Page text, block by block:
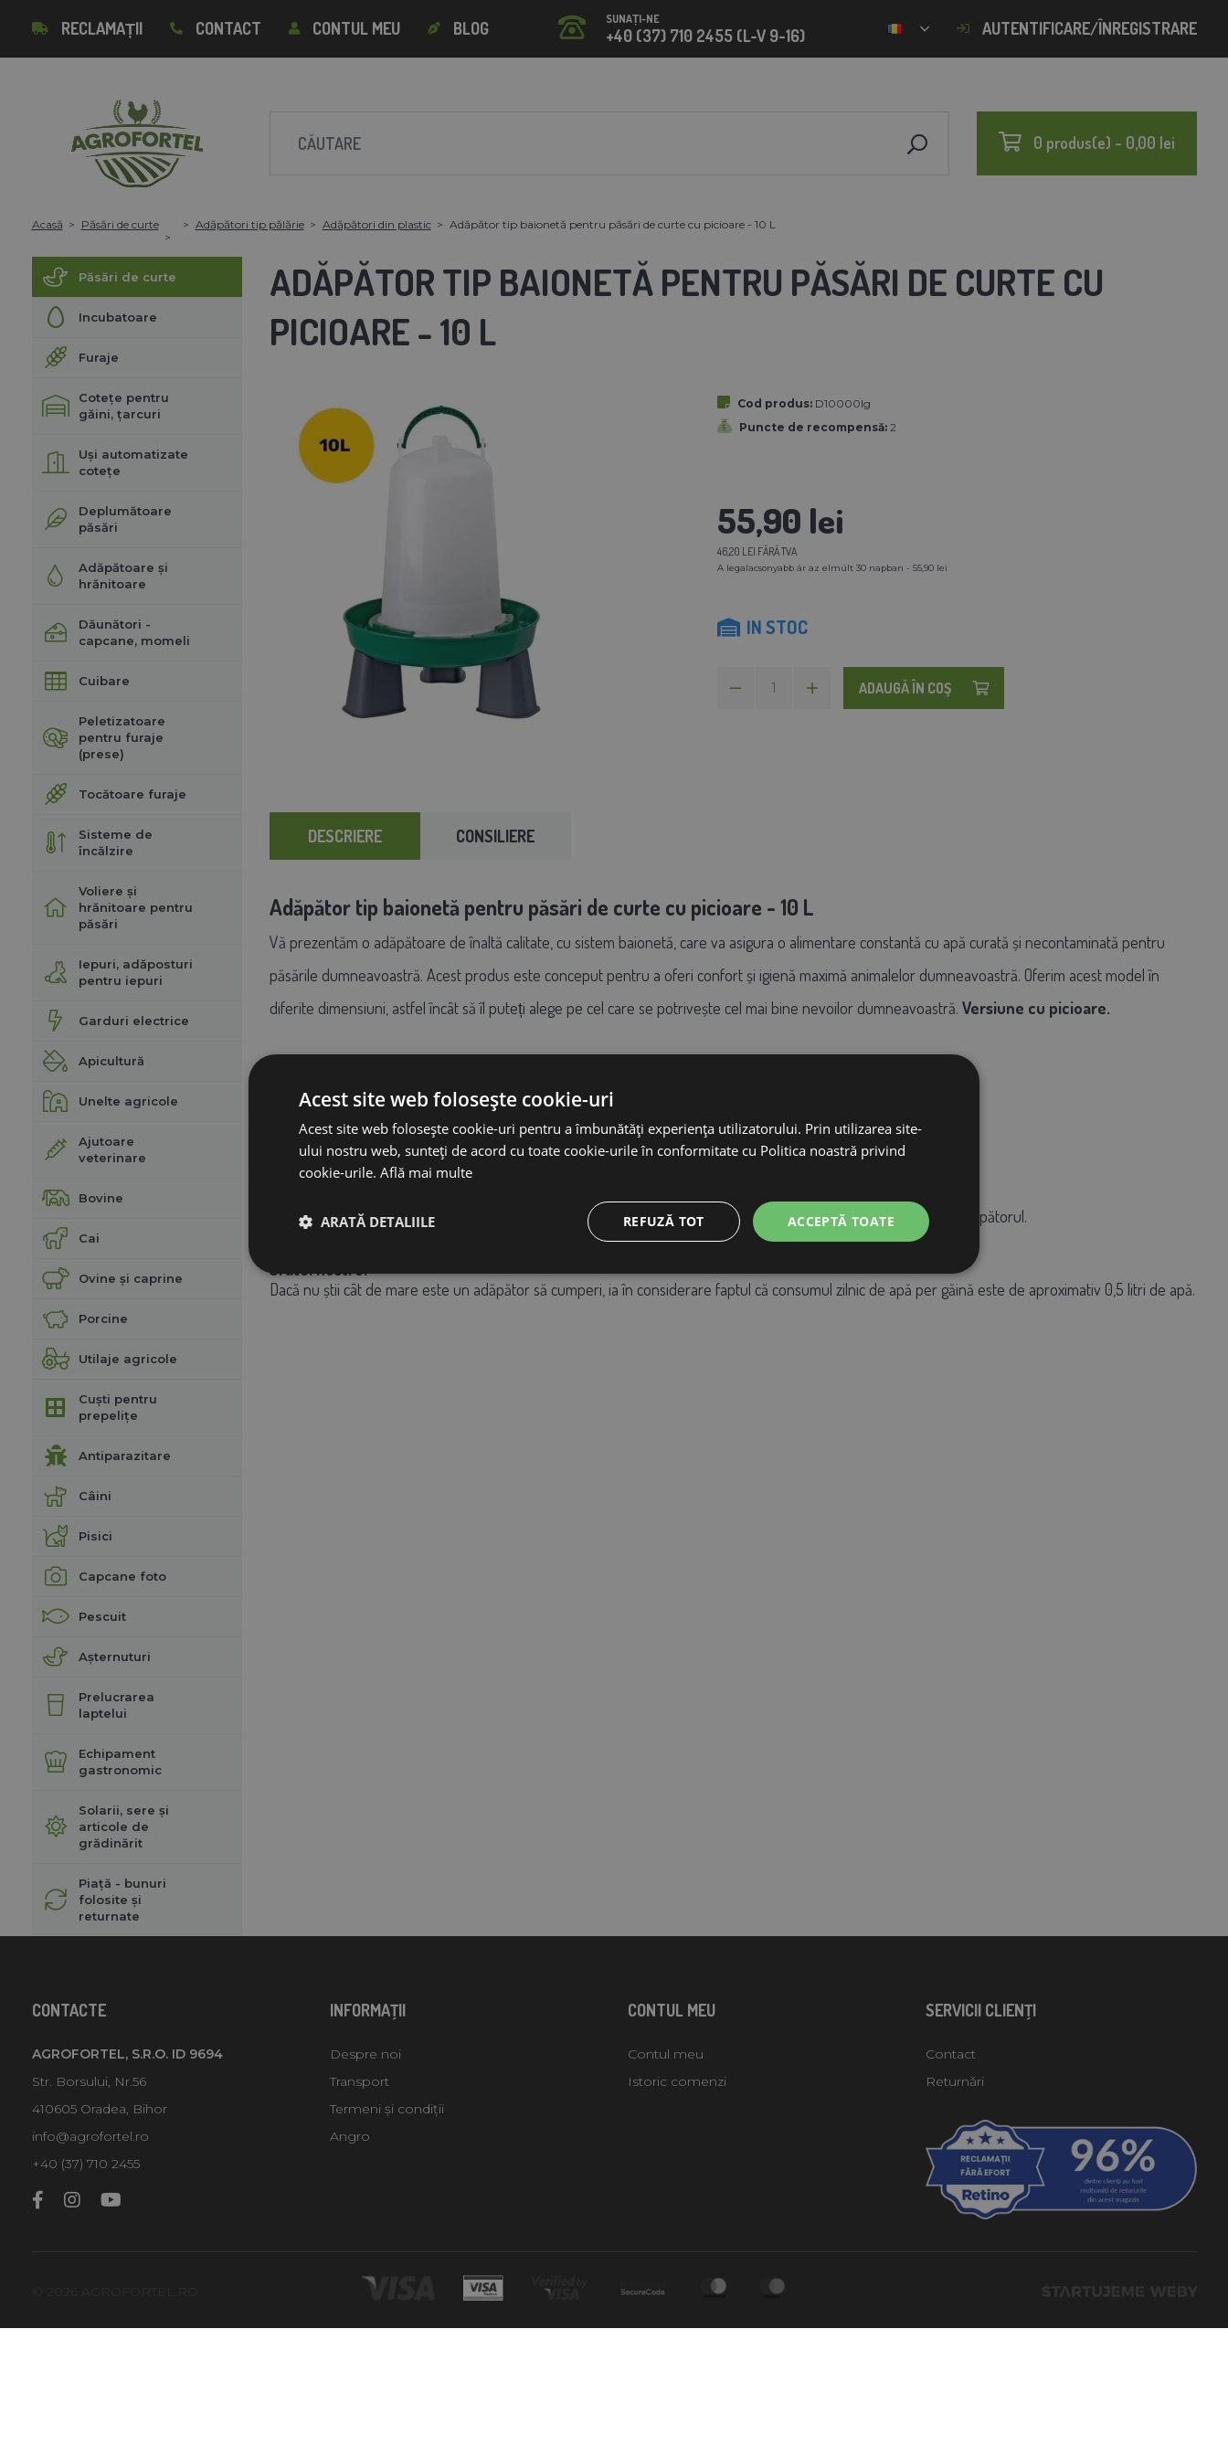
RECLAMAȚII CONTACT CONTUL MEU BLOG SUNAȚI-NE
+40 (37) 710 2455 (L-V 9-16) AUTENTIFICARE/ÎNREGISTRARE
0 produs(e) - 0,00 lei
Acasă Păsări de curte Adăpători tip pălărie Adăpători din plastic Adăpător tip baionetă pentru păsări de curte cu picioare - 10 L
Păsări de curte
Incubatoare
Furaje
Cotețe pentru
găini, țarcuri
Uși automatizate
cotețe
Deplumătoare
păsări
Adăpătoare și
hrănitoare
Dăunători -
capcane, momeli
Cuibare
Peletizatoare
pentru furaje
(prese)
Tocătoare furaje
Sisteme de
încălzire
Voliere și
hrănitoare pentru
păsări
Iepuri, adăposturi
pentru iepuri
Garduri electrice
Apicultură
Unelte agricole
Ajutoare
veterinare
Bovine
Cai
Ovine și caprine
Porcine
Utilaje agricole
Cuști pentru
prepelițe
Antiparazitare
Câini
Pisici
Capcane foto
Pescuit
Așternuturi
Prelucrarea
laptelui
Echipament
gastronomic
Solarii, sere și
articole de
grădinărit
Piață - bunuri
folosite și
returnate
ADĂPĂTOR TIP BAIONETĂ PENTRU PĂSĂRI DE CURTE CU
PICIOARE - 10 L
Cod produs: D10000lg
Puncte de recompensă: 2
55,90 lei
46,20 LEI FĂRĂ TVA
A legalacsonyabb ár az elmúlt 30 napban - 55,90 lei
IN STOC
ADAUGĂ ÎN COŞ
DESCRIERE CONSILIERE
Adăpător tip baionetă pentru păsări de curte cu picioare - 10 L
Vă prezentăm o adăpătoare de înaltă calitate, cu sistem baionetă, care va asigura o alimentare constantă cu apă curată și necontaminată pentru
păsările dumneavoastră. Acest produs este conceput pentru a oferi confort și igienă maximă animalelor dumneavoastră. Oferim acest model în
diferite dimensiuni, astfel încât să îl puteți alege pe cel care se potrivește cel mai bine nevoilor dumneavoastră. Versiune cu picioare.
Volum : 10 litri, ideal pentru menținerea unei rezerve suficiente de apă.
Baionetă, pentru o închidere ușoară și sigură.
Material: Plastic de înaltă calitate, non-toxic, sigur pentru animalele dumneavoastră.
Design compact și eficient:Versiune cu montare pe picior
Fabricat în Europa: Calitate superioară și durabilitate garantate.
Ușor de utilizat:Pur și simplu umpleți recipientul cu apă, închideți-l ermetic cu sistemul baionetă și întoarceți adăpătorul.
Sfatul nostru:
Dacă nu știi cât de mare este un adăpător să cumperi, ia în considerare faptul că consumul zilnic de apă per găină este de aproximativ 0,5 litri de apă.
CONTACTE
AGROFORTEL, S.R.O. ID 9694
Str. Borsului, Nr.56
410605 Oradea, Bihor
info@agrofortel.ro
+40 (37) 710 2455
INFORMAŢII
Despre noi
Transport
Termeni și condiții
Angro
CONTUL MEU
Contul meu
Istoric comenzi
SERVICII CLIENŢI
Contact
Returnări
Acest site web folosește cookie-uri
Acest site web folosește cookie-uri pentru a îmbunătăți experiența utilizatorului. Prin utilizarea site-
ului nostru web, sunteți de acord cu toate cookie-urile în conformitate cu Politica noastră privind
cookie-urile. Află mai multe
ACCEPTĂ TOATE
REFUZĂ TOT
ARATĂ DETALIILE